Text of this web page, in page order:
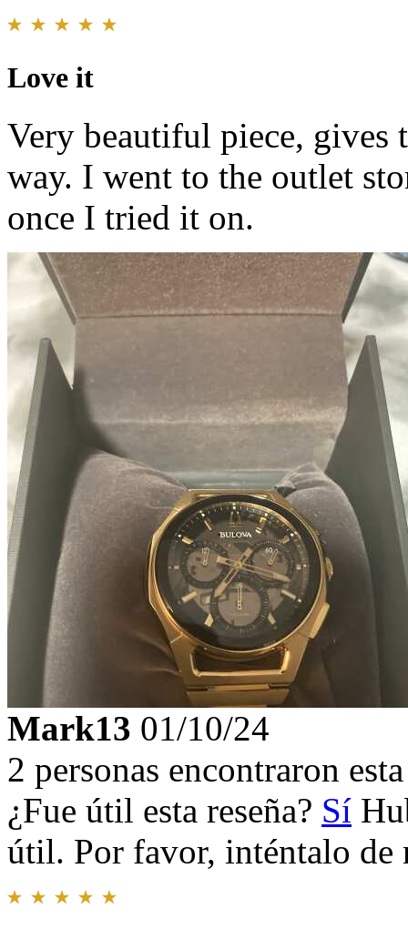
Love it
Very beautiful piece, gives
way. I went to the outlet
once I tried it on.
Mark13 01/10/24
2 personas encontraron
¿Fue útil esta reseña? Sí
útil. Por favor, inténtalo de